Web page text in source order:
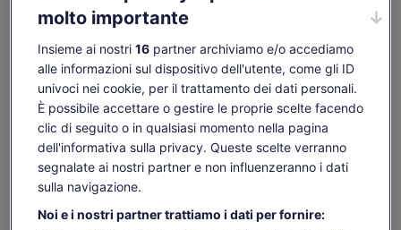
attraverso una lunga esperienza. se avrò l'onore di
presentare ai nostri ospiti il deserto in bianco e nero, daremo
il meglio di noi stessi per far loro sentire e godere della
bellezza del luogo e dei suoi lati, sia culturali che geografici.
Mostra altro
Controlla disponibilità
Date
ven 7 ago - ven 21 ago
Persone
1 adulto
molto importante
Insieme ai nostri 16partner archiviamo e/o accediamo
alle informazioni sul dispositivo dell'utente, come gli ID
univoci nei cookie, per il trattamento dei dati personali.
È possibile accettare o gestire le proprie scelte facendo
clic di seguito o in qualsiasi momento nella pagina
dell'informativa sulla privacy. Queste scelte verranno
segnalate ai nostri partner e non influenzeranno i dati
sulla navigazione.
Noi e i nostri partner trattiamo i dati per fornire: